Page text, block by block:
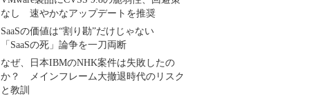
なし 速やかなアップデートを推奨
SaaSの価値は“割り勘”だけじゃない
「SaaSの死」論争を一刀両断
なぜ、日本IBMのNHK案件は失敗したの
か？ メインフレーム大撤退時代のリスク
と教訓